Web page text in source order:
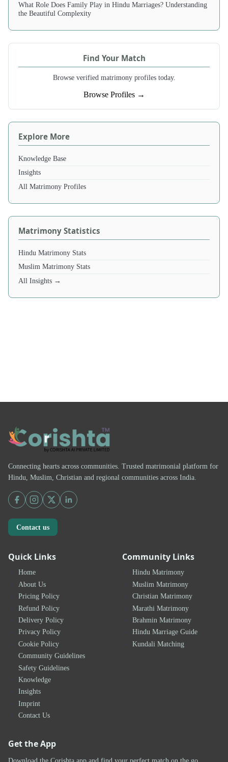
What Role Does Family Play in Hindu Marriages? Understanding
the Beautiful Complexity
Find Your Match
Browse verified matrimony profiles today.
Browse Profiles →
Explore More
Knowledge Base
Insights
All Matrimony Profiles
Matrimony Statistics
Hindu Matrimony Stats
Muslim Matrimony Stats
All Insights →
Connecting hearts across communities. Trusted matrimonial platform for
Hindu, Muslim, Christian and regional communities across India.
Contact us
Quick Links
Home
About Us
Pricing Policy
Refund Policy
Delivery Policy
Privacy Policy
Cookie Policy
Community Guidelines
Safety Guidelines
Knowledge
Insights
Imprint
Contact Us
Community Links
Hindu Matrimony
Muslim Matrimony
Christian Matrimony
Marathi Matrimony
Brahmin Matrimony
Hindu Marriage Guide
Kundali Matching
Get the App